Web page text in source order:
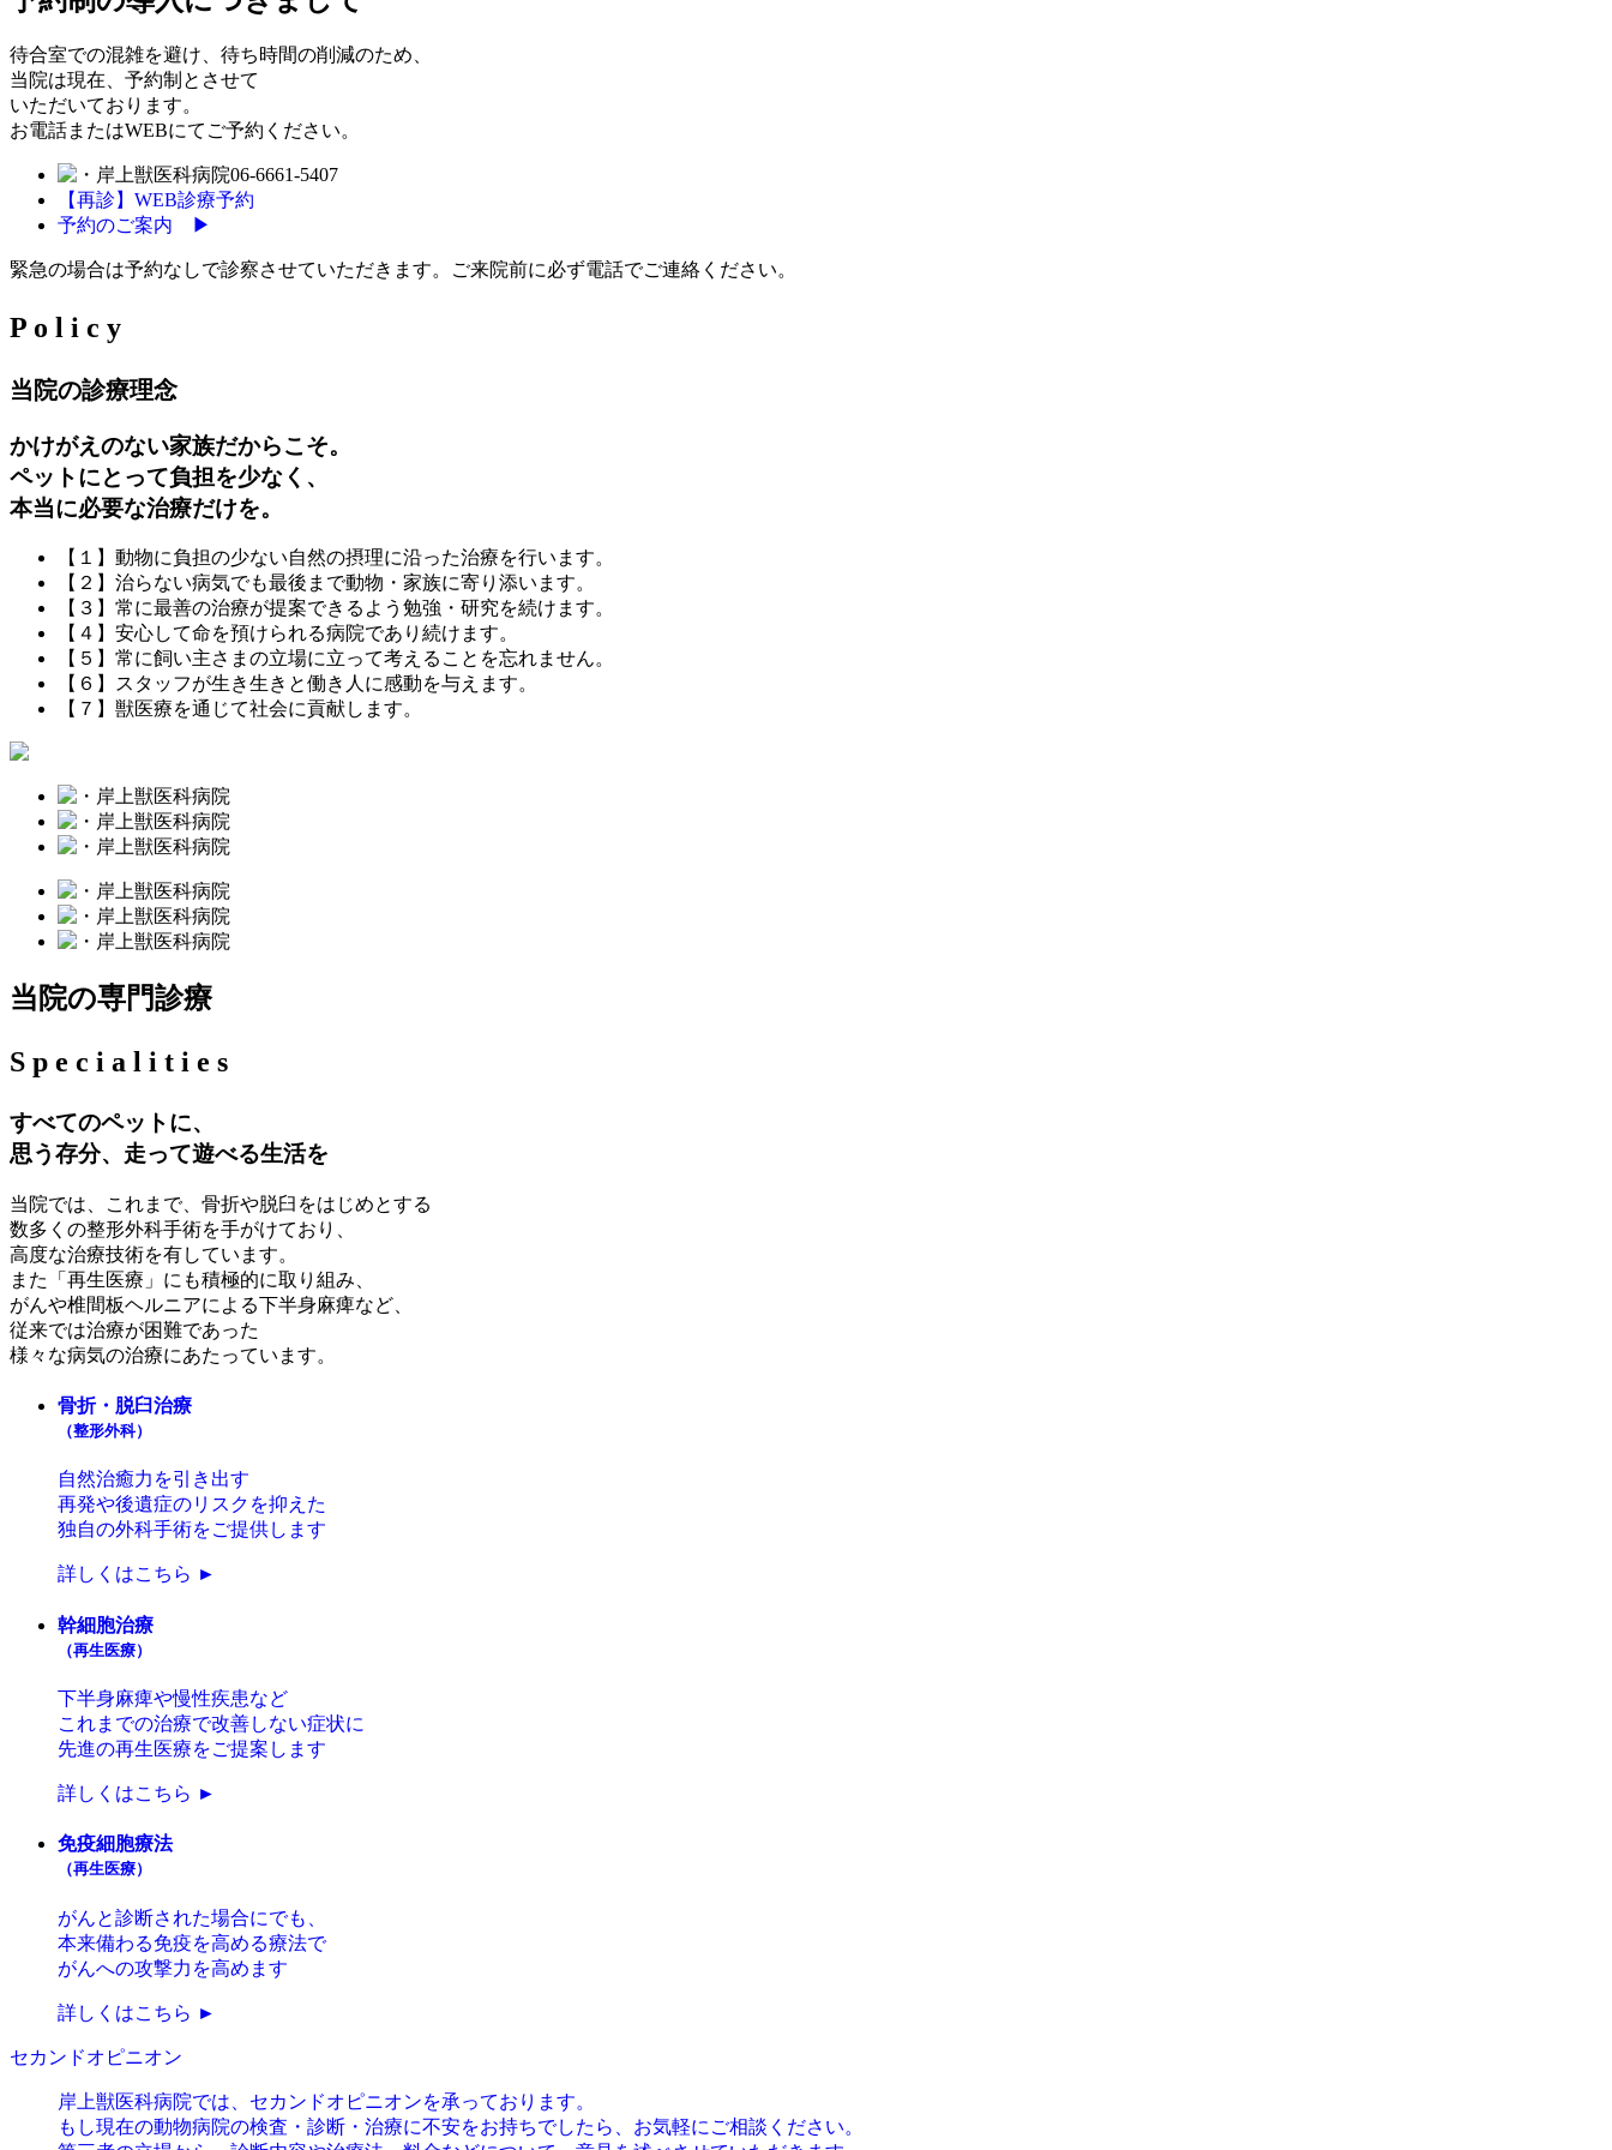
待合室での混雑を避け、待ち時間の削減のため、
当院は現在、予約制とさせて
いただいております。
お電話またはWEBにてご予約ください。
06-6661-5407
【再診】WEB診療予約
予約のご案内 ▶
緊急の場合は予約なしで診察させていただきます。ご来院前に必ず電話でご連絡ください。
P o l i c y
当院の診療理念
かけがえのない家族だからこそ。
ペットにとって負担を少なく、
本当に必要な治療だけを。
【１】 動物に負担の少ない自然の摂理に沿った治療を行います。
【２】 治らない病気でも最後まで動物・家族に寄り添います。
【３】 常に最善の治療が提案できるよう勉強・研究を続けます。
【４】 安心して命を預けられる病院であり続けます。
【５】 常に飼い主さまの立場に立って考えることを忘れません。
【６】
スタッフが生き生きと働き人に感動を与えます。
【７】 獣医療を通じて社会に貢献します。
当院の専門診療
S p e c i a l i t i e s
すべてのペットに、
思う存分、走って遊べる生活を
当院では、これまで、骨折や脱臼をはじめとする
数多くの整形外科手術を手がけており、
高度な治療技術を有しています。
また「再生医療」にも積極的に取り組み、
がんや椎間板ヘルニアによる下半身麻痺など、
従来では治療が困難であった
様々な病気の治療にあたっています。
骨折・脱臼治療
（整形外科）
自然治癒力を引き出す
再発や後遺症のリスクを抑えた
独自の外科手術をご提供します
詳しくはこちら ►
幹細胞治療
（再生医療）
下半身麻痺や慢性疾患など
これまでの治療で改善しない症状に
先進の再生医療をご提案します
詳しくはこちら ►
免疫細胞療法
（再生医療）
がんと診断された場合にでも、
本来備わる免疫を高める療法で
がんへの攻撃力を高めます
詳しくはこちら ►
セカンドオピニオン
岸上獣医科病院では、セカンドオピニオンを承っております。
もし現在の動物病院の検査・診断・治療に不安をお持ちでしたら、お気軽にご相談ください。